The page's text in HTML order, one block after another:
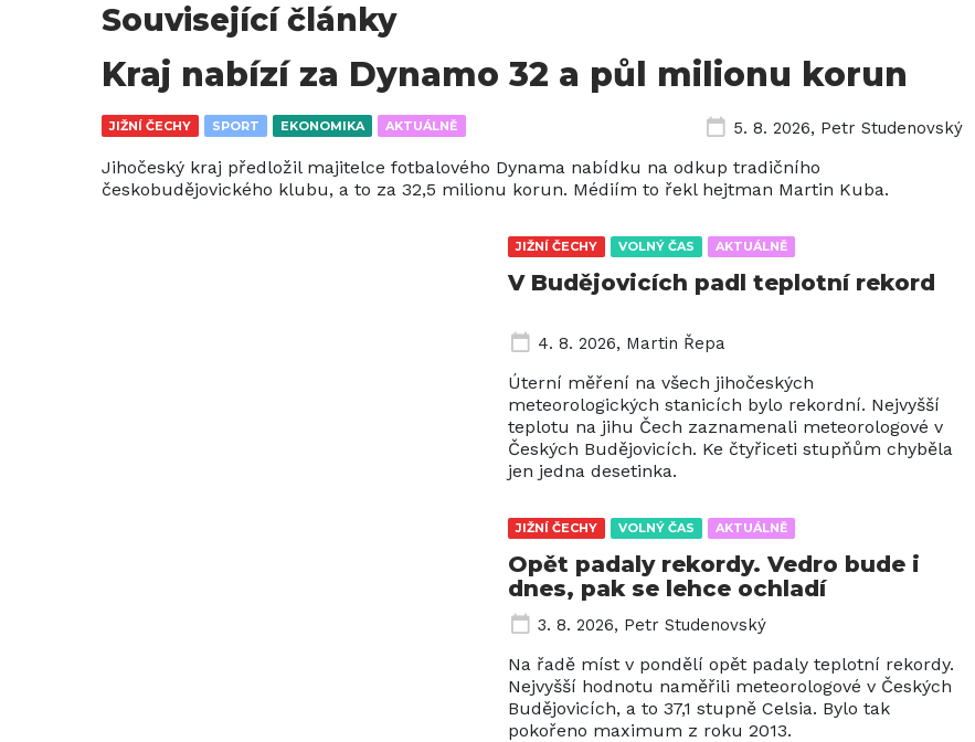
Související články
JIŽNÍ ČECHY SPORT EKONOMIKA AKTUÁLNĚ
Kraj nabízí za Dynamo 32 a půl milionu korun
5. 8. 2026, Petr Studenovský
Jihočeský kraj předložil majitelce fotbalového Dynama nabídku na odkup tradičního
českobudějovického klubu, a to za 32,5 milionu korun. Médiím to řekl hejtman Martin Kuba.
JIŽNÍ ČECHY VOLNÝ ČAS AKTUÁLNĚ
V Budějovicích padl teplotní rekord
4. 8. 2026, Martin Řepa
Úterní měření na všech jihočeských
meteorologických stanicích bylo rekordní. Nejvyšší
teplotu na jihu Čech zaznamenali meteorologové v
Českých Budějovicích. Ke čtyřiceti stupňům chyběla
jen jedna desetinka.
JIŽNÍ ČECHY VOLNÝ ČAS AKTUÁLNĚ
Opět padaly rekordy. Vedro bude i
dnes, pak se lehce ochladí
3. 8. 2026, Petr Studenovský
Na řadě míst v pondělí opět padaly teplotní rekordy.
Nejvyšší hodnotu naměřili meteorologové v Českých
Budějovicích, a to 37,1 stupně Celsia. Bylo tak
pokořeno maximum z roku 2013.